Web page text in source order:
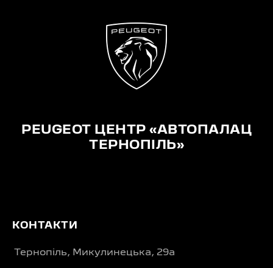
PEUGEOT ЦЕНТР «АВТОПАЛАЦ
ТЕРНОПІЛЬ»
КОНТАКТИ
Тернопіль, Микулинецька, 29а